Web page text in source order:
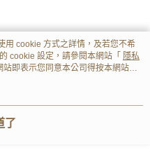
用 cookie 方式之詳情，及若您不希
cookie 設定，請參閱本網站「 隱私
即表示您同意本公司得按本網站使
了